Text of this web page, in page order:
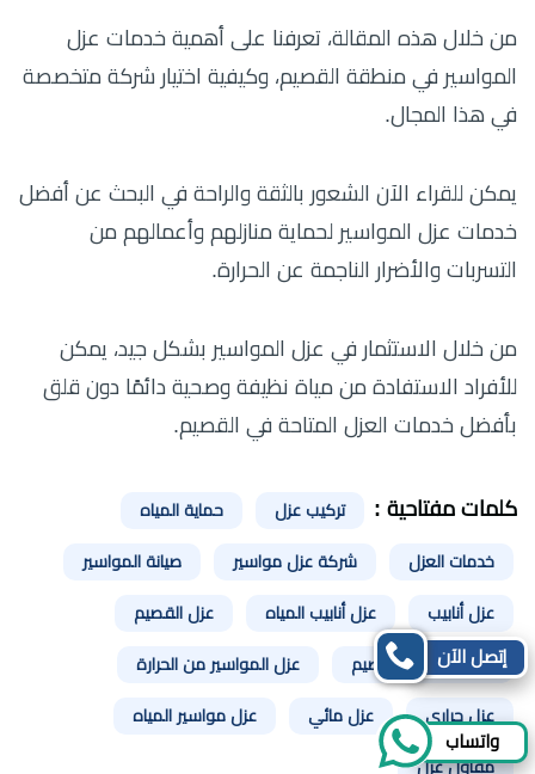
من خلال هذه المقالة، تعرفنا على أهمية خدمات عزل
المواسير في منطقة القصيم، وكيفية اختيار شركة متخصصة
في هذا المجال.
يمكن للقراء الآن الشعور بالثقة والراحة في البحث عن أفضل
خدمات عزل المواسير لحماية منازلهم وأعمالهم من
التسربات والأضرار الناجمة عن الحرارة.
من خلال الاستثمار في عزل المواسير بشكل جيد، يمكن
للأفراد الاستفادة من مياة نظيفة وصحية دائمًا دون قلق
بأفضل خدمات العزل المتاحة في القصيم.
كلمات مفتاحية : تركيب عزل حماية المياه
خدمات العزل شركة عزل مواسير صيانة المواسير
عزل أنابيب عزل أنابيب المياه عزل القصيم
عزل المواسير القصيم عزل المواسير من الحرارة
عزل حراري عزل مائي عزل مواسير المياه
مقاول عزل
إتصل الآن
واتساب